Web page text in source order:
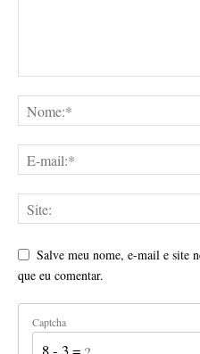
Salve meu nome, e-mail e site
que eu comentar.
Captcha